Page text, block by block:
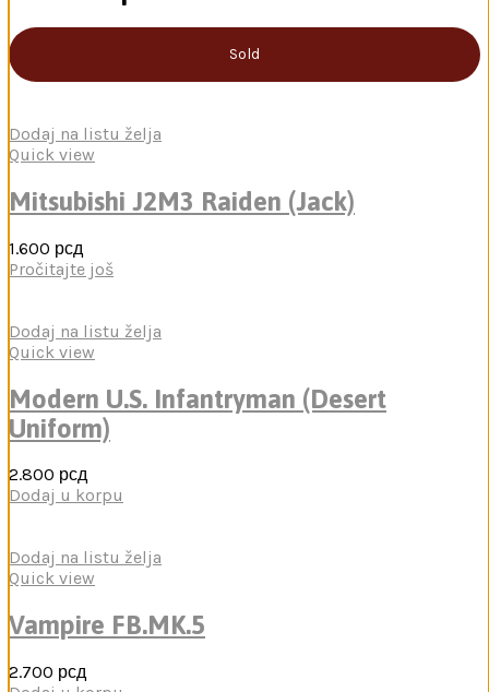
Sold
Dodaj na listu želja
Quick view
Mitsubishi J2M3 Raiden (Jack)
1.600 рсд
Pročitajte još
Dodaj na listu želja
Quick view
Modern U.S. Infantryman (Desert
Uniform)
2.800 рсд
Dodaj u korpu
Dodaj na listu želja
Quick view
Vampire FB.MK.5
2.700 рсд